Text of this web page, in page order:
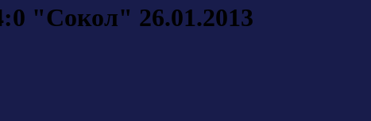
"Сокол" 26.01.2013